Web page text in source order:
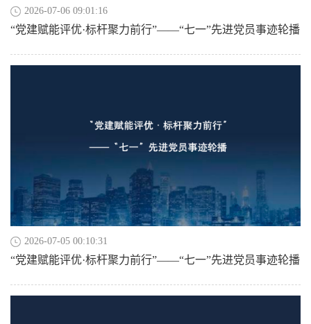
2026-07-06 09:01:16
“党建赋能评优·标杆聚力前行”——“七一”先进党员事迹轮播
2026-07-05 00:10:31
“党建赋能评优·标杆聚力前行”——“七一”先进党员事迹轮播